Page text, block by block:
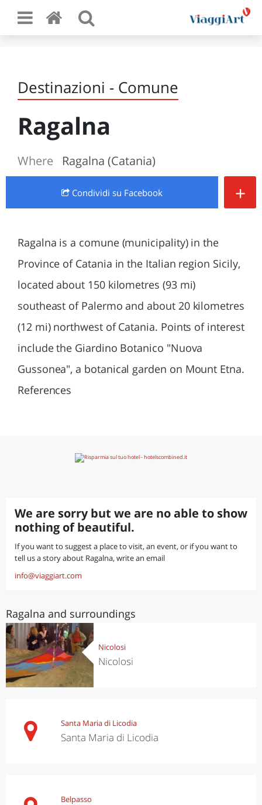
Destinazioni - Comune
Ragalna
Where Ragalna (Catania)
Condividi su Facebook +
Ragalna is a comune (municipality) in the
Province of Catania in the Italian region Sicily,
located about 150 kilometres (93 mi)
southeast of Palermo and about 20 kilometres
(12 mi) northwest of Catania. Points of interest
include the Giardino Botanico "Nuova
Gussonea", a botanical garden on Mount Etna.
References
We are sorry but we are no able to show
nothing of beautiful.
If you want to suggest a place to visit, an event, or if you want to
tell us a story about Ragalna, write an email
info@viaggiart.com
Ragalna and surroundings
Nicolosi
Nicolosi
Santa Maria di Licodia
Santa Maria di Licodia
Belpasso